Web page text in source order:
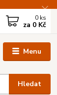
Menu
Hledat
0 ks
za 0 Kč